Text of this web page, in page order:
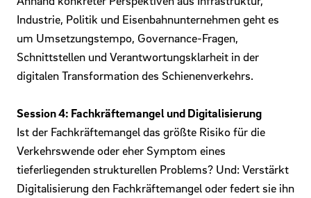
Industrie, Politik und Eisenbahnunternehmen geht es
um Umsetzungstempo, Governance-Fragen,
Schnittstellen und Verantwortungsklarheit in der
digitalen Transformation des Schienenverkehrs.
Session 4: Fachkräftemangel und Digitalisierung
Ist der Fachkräftemangel das größte Risiko für die
Verkehrswende oder eher Symptom eines
tieferliegenden strukturellen Problems? Und: Verstärkt
Digitalisierung den Fachkräftemangel oder federt sie ihn